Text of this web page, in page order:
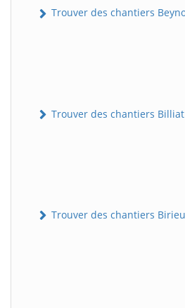
Trouver des chantiers
Trouver des chantiers Billiat
Trouver des chantiers